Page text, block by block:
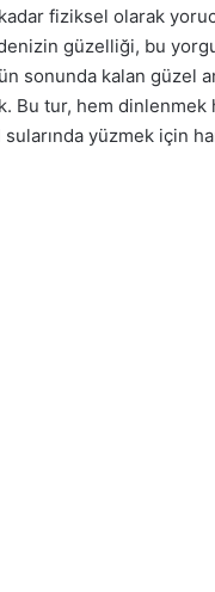
fiziksel olarak
güzelliği, bu
sonunda kalan güzel
Bu tur, hem dinlenmek
yüzmek için